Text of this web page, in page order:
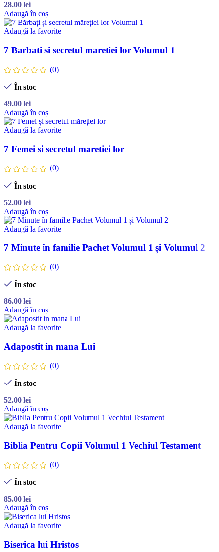
28.00 lei
Adaugă în coș
Adaugă la favorite
7 Barbati si secretul maretiei lor Volumul 1
(0)
În stoc
49.00 lei
Adaugă în coș
Adaugă la favorite
7 Femei si secretul maretiei lor
(0)
În stoc
52.00 lei
Adaugă în coș
Adaugă la favorite
7 Minute în familie Pachet Volumul 1 și Volumul 2
(0)
În stoc
86.00 lei
Adaugă în coș
Adaugă la favorite
Adapostit in mana Lui
(0)
În stoc
52.00 lei
Adaugă în coș
Adaugă la favorite
Biblia Pentru Copii Volumul 1 Vechiul Testament
(0)
În stoc
85.00 lei
Adaugă în coș
Adaugă la favorite
Biserica lui Hristos